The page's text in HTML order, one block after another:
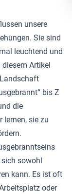
unsere
Sie sind
leuchtend und
Artikel
bis Z
die
lernen, sie zu
sowohl
kann. Es ist oft
oder